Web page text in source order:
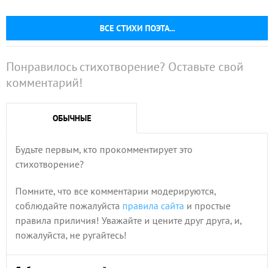
ВСЕ СТИХИ ПОЭТА...
Понравилось стихотворение? Оставьте свой
комментарий!
ОБЫЧНЫЕ
Будьте первым, кто прокомментирует это
стихотворение?
Помните, что все комментарии модерируются,
соблюдайте пожалуйста правила сайта и простые
правила приличия! Уважайте и цените друг друга, и,
пожалуйста, не ругайтесь!